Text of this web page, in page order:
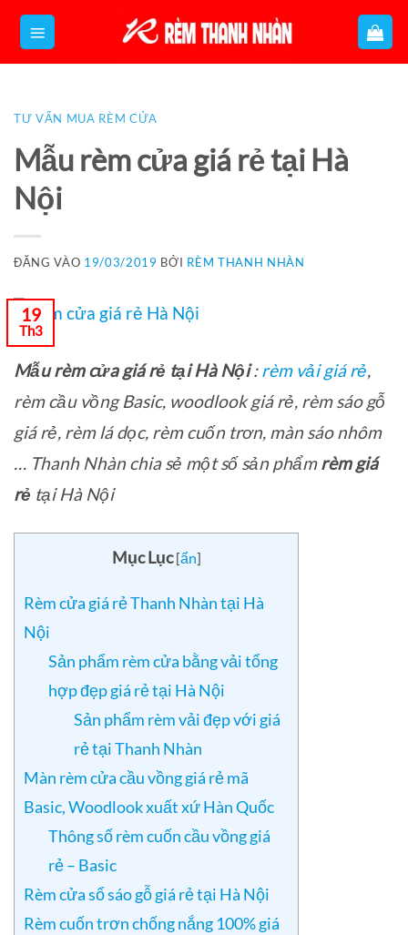
qua
TƯ VẤN MUA RÈM CỬA
Mẫu rèm cửa giá rẻ tại Hà
Nội
ĐĂNG VÀO 19/03/2019 BỞI RÈM THANH NHÀN
19
Th3
Mẫu rèm cửa giá rẻ tại Hà Nội:rèm vải giá rẻ,
rèm cầu vồng Basic, woodlook giá rẻ, rèm sáo gỗ
giá rẻ, rèm lá dọc, rèm cuốn trơn, màn sáo nhôm
… Thanh Nhàn chia sẻ một số sản phẩmrèm giá
rẻ tại Hà Nội
Mục Lục [ẩn]
Rèm cửa giá rẻ Thanh Nhàn tại Hà
Nội
Sản phẩm rèm cửa bằng vải tổng
hợp đẹp giá rẻ tại Hà Nội
Sản phẩm rèm vải đẹp với giá
rẻ tại Thanh Nhàn
Màn rèm cửa cầu vồng giá rẻ mã
Basic, Woodlook xuất xứ Hàn Quốc
Thông số rèm cuốn cầu vồng giá
rẻ – Basic
Rèm cửa sổ sáo gỗ giá rẻ tại Hà Nội
Rèm cuốn trơn chống nắng 100% giá